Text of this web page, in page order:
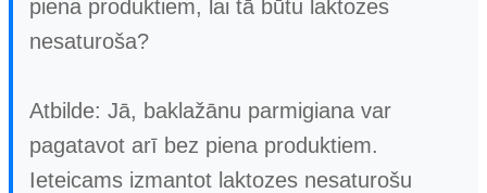
piena produktiem, lai tā būtu laktozes
nesaturoša?
Atbilde: Jā, baklažānu parmigiana var
pagatavot arī bez piena produktiem.
Ieteicams izmantot laktozes nesaturošu